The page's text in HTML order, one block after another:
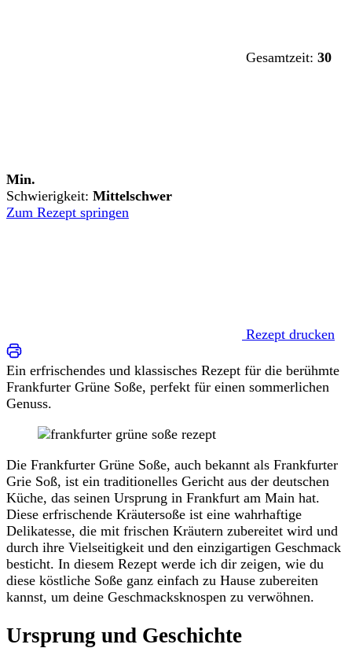
Gesamtzeit: 30
Min.
Schwierigkeit: Mittelschwer
Zum Rezept springen
Rezept drucken
Ein erfrischendes und klassisches Rezept für die berühmte
Frankfurter Grüne Soße, perfekt für einen sommerlichen
Genuss.
Die Frankfurter Grüne Soße, auch bekannt als Frankfurter
Grie Soß, ist ein traditionelles Gericht aus der deutschen
Küche, das seinen Ursprung in Frankfurt am Main hat.
Diese erfrischende Kräutersoße ist eine wahrhaftige
Delikatesse, die mit frischen Kräutern zubereitet wird und
durch ihre Vielseitigkeit und den einzigartigen Geschmack
besticht. In diesem Rezept werde ich dir zeigen, wie du
diese köstliche Soße ganz einfach zu Hause zubereiten
kannst, um deine Geschmacksknospen zu verwöhnen.
Ursprung und Geschichte